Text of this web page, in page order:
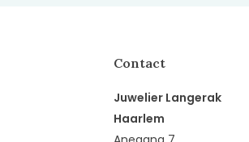
Contact
Juwelier Langerak
Haarlem